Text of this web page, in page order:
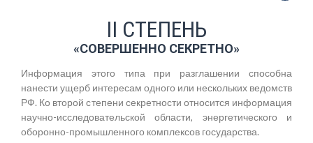
II СТЕПЕНЬ
«СОВЕРШЕННО СЕКРЕТНО»
Информация этого типа при разглашении способна
нанести ущерб интересам одного или нескольких ведомств
РФ. Ко второй степени секретности относится информация
научно-исследовательской области, энергетического и
оборонно-промышленного комплексов государства.